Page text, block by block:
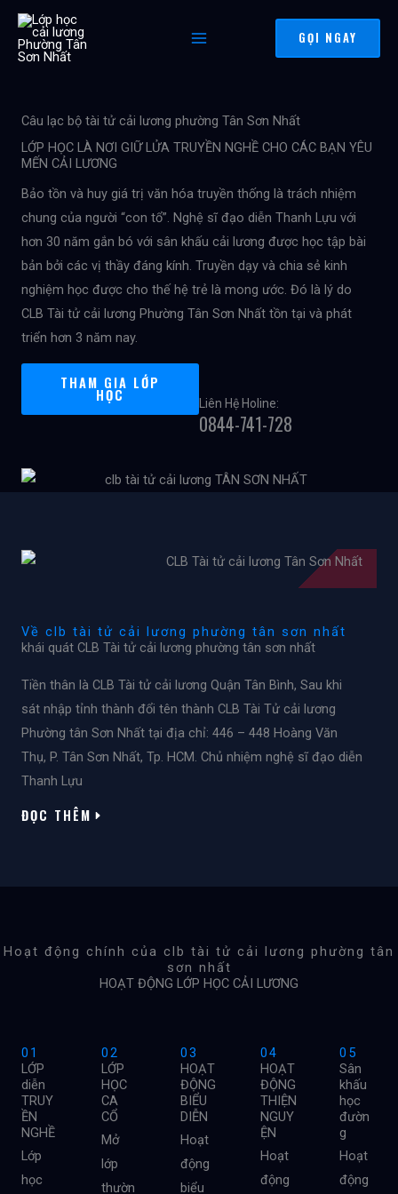
Nhảy
GỌI NGAY
Câu lạc bộ tài tử cải lương phường Tân Sơn Nhất
LỚP HỌC LÀ NƠI GIỮ LỬA TRUYỀN NGHỀ CHO CÁC BẠN YÊU
MẾN CẢI LƯƠNG
Bảo tồn và huy giá trị văn hóa truyền thống là trách nhiệm
chung của người “con tổ”. Nghệ sĩ đạo diễn Thanh Lựu với
hơn 30 năm gắn bó với sân khấu cải lương được học tập bài
bản bởi các vị thầy đáng kính. Truyền dạy và chia sẻ kinh
nghiệm học được cho thế hệ trẻ là mong ước. Đó là lý do
CLB Tài tử cải lương Phường Tân Sơn Nhất tồn tại và phát
triển hơn 3 năm nay.
THAM GIA LỚP
HỌC Liên Hệ Holine:
0844-741-728
Về clb tài tử cải lương phường tân sơn nhất
khái quát CLB Tài tử cải lương phường tân sơn nhất
Tiền thân là CLB Tài tử cải lương Quận Tân Bình, Sau khi
sát nhập tỉnh thành đổi tên thành CLB Tài Tử cải lương
Phường tân Sơn Nhất tại địa chỉ: 446 – 448 Hoàng Văn
Thụ, P. Tân Sơn Nhất, Tp. HCM. Chủ nhiệm nghệ sĩ đạo diễn
Thanh Lựu
ĐỌC THÊM
Hoạt động chính của clb tài tử cải lương phường tân
sơn nhất
HOẠT ĐỘNG LỚP HỌC CẢI LƯƠNG
01
LỚP
diễn
TRUY
ỀN
NGHỀ
Lớp
học
02
LỚP
HỌC
CA
CỔ
Mở
lớp
thườn
03
HOẠT
ĐỘNG
BIỂU
DIỄN
Hoạt
động
biểu
04
HOẠT
ĐỘNG
THIỆN
NGUY
ỆN
Hoạt
động
05
Sân
khấu
học
đườn
g
Hoạt
động